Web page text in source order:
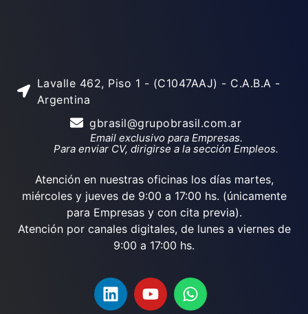
Lavalle 462, Piso 1 - (C1047AAJ) - C.A.B.A -
Argentina
gbrasil@grupobrasil.com.ar
Email exclusivo para Empresas.
Para enviar CV, dirigirse a la sección Empleos.
Atención en nuestras oficinas los días martes,
miércoles y jueves de 9:00 a 17:00 hs. (únicamente
para Empresas y con cita previa).
Atención por canales digitales, de lunes a viernes de
9:00 a 17:00 hs.